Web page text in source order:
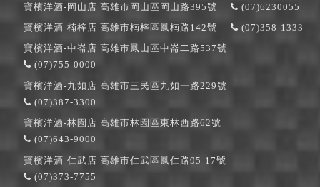
寶檳洋酒-岡山店 高雄市岡山區岡山路395號 (07)6230055
寶檳洋酒-楠梓店 高雄市楠梓區鳳楠路142號 (07)358-1333
寶檳洋酒-中崙店 高雄市鳳山區中崙二路537號
(07)755-0000
寶檳洋酒-九如店 高雄市三民區九如一路229號
(07)387-3300
寶檳洋酒-林園店 高雄市林園區東林西路62號
(07)643-9000
寶檳洋酒-仁武店 高雄市仁武區鳳仁路95-17號
(07)373-7755